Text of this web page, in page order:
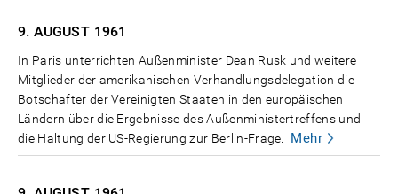
9. AUGUST 1961
In Paris unterrichten Außenminister Dean Rusk und weitere
Mitglieder der amerikanischen Verhandlungsdelegation die
Botschafter der Vereinigten Staaten in den europäischen
Ländern über die Ergebnisse des Außenministertreffens und
die Haltung der US-Regierung zur Berlin-Frage.
Mehr